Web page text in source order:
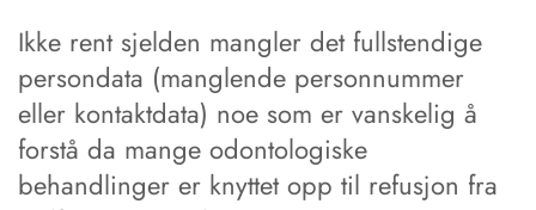
Ikke rent sjelden mangler det fullstendige
persondata (manglende personnummer
eller kontaktdata) noe som er vanskelig å
forstå da mange odontologiske
behandlinger er knyttet opp til refusjon fra